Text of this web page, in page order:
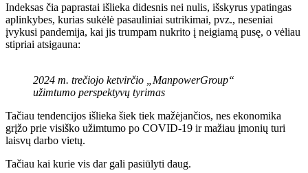
Indeksas čia paprastai išlieka didesnis nei nulis, išskyrus ypatingas
aplinkybes, kurias sukėlė pasauliniai sutrikimai, pvz., neseniai
įvykusi pandemija, kai jis trumpam nukrito į neigiamą pusę, o vėliau
stipriai atsigauna:
2024 m. trečiojo ketvirčio „ManpowerGroup“
užimtumo perspektyvų tyrimas
Tačiau tendencijos išlieka šiek tiek mažėjančios, nes ekonomika
grįžo prie visiško užimtumo po COVID-19 ir mažiau įmonių turi
laisvų darbo vietų.
Tačiau kai kurie vis dar gali pasiūlyti daug.